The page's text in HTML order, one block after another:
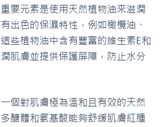
要元素是使用天然植物油來滋潤
出色的保濕特性，例如橄欖油、
些植物油中含有豐富的維生素E和
肌膚並提供保護屏障，防止水分
個對肌膚極為溫和且有效的天然
醣體和氨基酸能夠舒緩肌膚紅腫